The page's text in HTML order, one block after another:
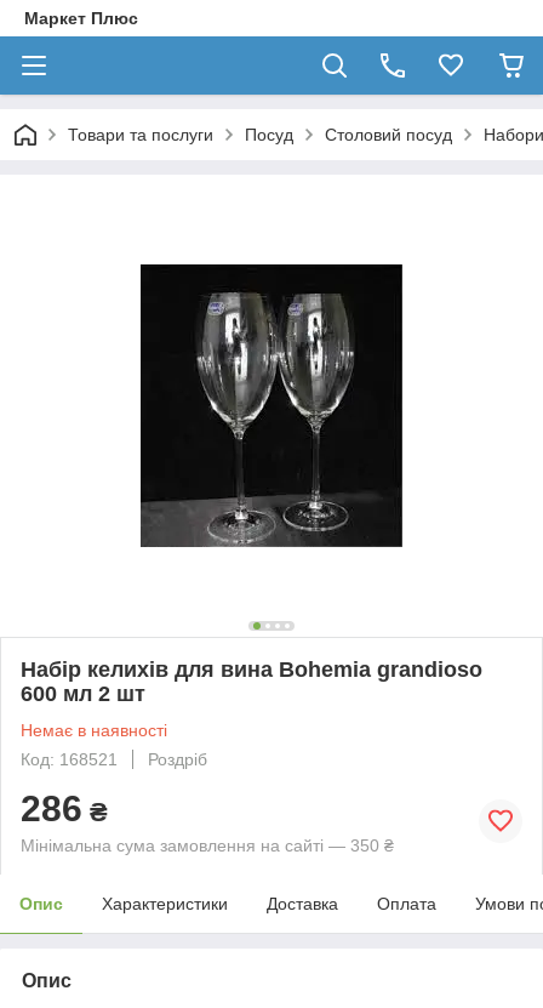
Маркет Плюс
Товари та послуги Посуд Столовий посуд Набори
Набір келихів для вина Bohemia grandioso
600 мл 2 шт
Немає в наявності
Код: 168521
Роздріб
286 ₴
Мінімальна сума замовлення на сайті — 350 ₴
Опис Характеристики Доставка Оплата Умови
Опис